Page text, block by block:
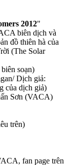
2012"
biên dịch và
đồ thiên hà của
(The Solar
soạn)
Dịch giả:
của dịch giả)
Sơn (VACA)
trên)
fan page trên